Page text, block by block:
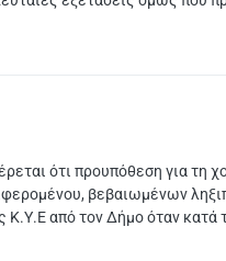
ότι προυπόθεση για τη
βεβαιωμένων
από τον Δήμο όταν κατά